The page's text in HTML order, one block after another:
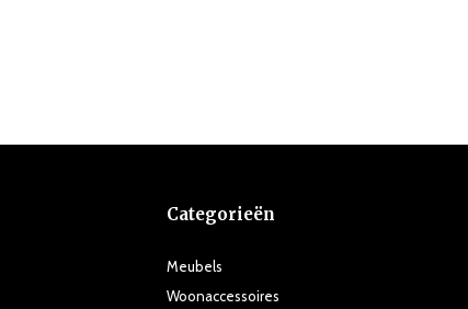
Categorieën
Meubels
Woonaccessoires